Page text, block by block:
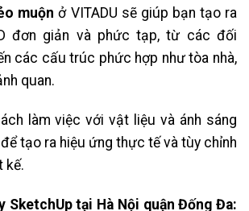
muộn ở VITADU sẽ giúp bạn tạo ra
đơn giản và phức tạp, từ các đối
các cấu trúc phức hợp như tòa nhà,
quan.
làm việc với vật liệu và ánh sáng
tạo ra hiệu ứng thực tế và tùy chỉnh
kế.
SketchUp tại Hà Nội quận Đống Đa: